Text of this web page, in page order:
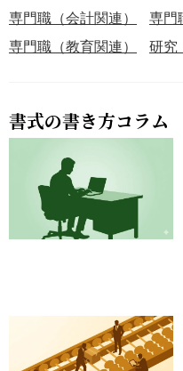
専門職（会計関連）
専門
専門職（教育関連）
研究
書式の書き方コラム